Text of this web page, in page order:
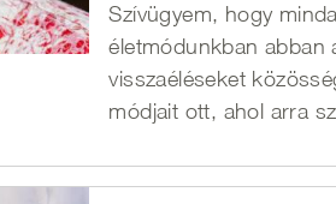
Szívügyem, hogy
életmódunkban abban
visszaéléseket
módjait ott, ahol arra